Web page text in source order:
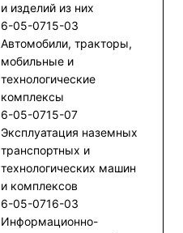
и изделий из них
6-05-0715-03
Автомобили, тракторы,
мобильные и
технологические
комплексы
6-05-0715-07
Эксплуатация наземных
транспортных и
технологических машин
и комплексов
6-05-0716-03
Информационно-